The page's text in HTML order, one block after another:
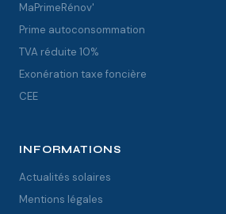
MaPrimeRénov'
Prime autoconsommation
TVA réduite 10%
Exonération taxe foncière
CEE
INFORMATIONS
Actualités solaires
Mentions légales